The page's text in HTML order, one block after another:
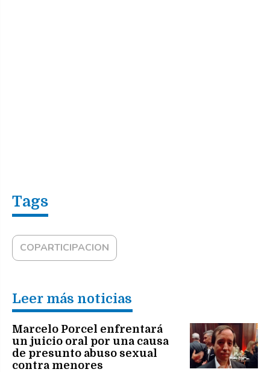
COPARTICIPACION
Leer más noticias
Marcelo Porcel enfrentará
un juicio oral por una causa
de presunto abuso sexual
contra menores